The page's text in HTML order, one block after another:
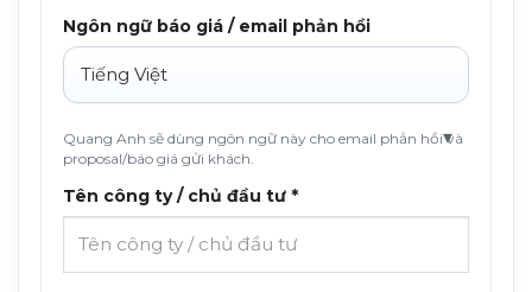
Ngôn ngữ báo giá / email phản hồi
Quang Anh sẽ dùng ngôn ngữ này cho email phản hồi và
proposal/báo giá gửi khách.
Tên công ty / chủ đầu tư *